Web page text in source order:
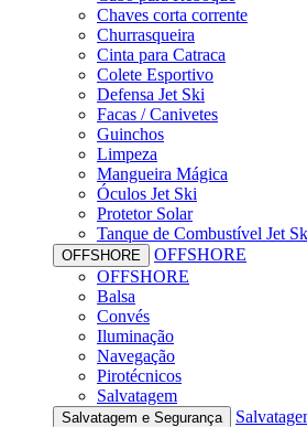
Chaves corta corrente
Churrasqueira
Cinta para Catraca
Colete Esportivo
Defensa Jet Ski
Facas / Canivetes
Guinchos
Limpeza
Mangueira Mágica
Óculos Jet Ski
Protetor Solar
Tanque de Combustível Jet
OFFSHORE
OFFSHORE
OFFSHORE
Balsa
Convés
Iluminação
Navegação
Pirotécnicos
Salvatagem
Salvatagem e Segurança